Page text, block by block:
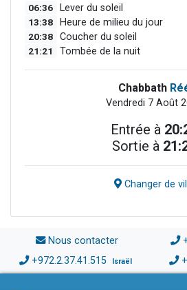
06:36 Lever du soleil
13:38 Heure de milieu du jour
20:38 Coucher du soleil
21:21 Tombée de la nuit
Chabbath
Vendredi 7 Août
Entrée à
Sortie à
Changer de
Nous contacter
+972.2.37.41.515 Israël